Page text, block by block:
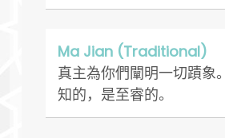
Ma Jian (Traditional)
真主為你們闡明一切蹟象
知的，是至睿的。